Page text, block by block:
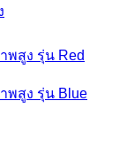
พสูง รุ่น Red
พสูง รุ่น Blue